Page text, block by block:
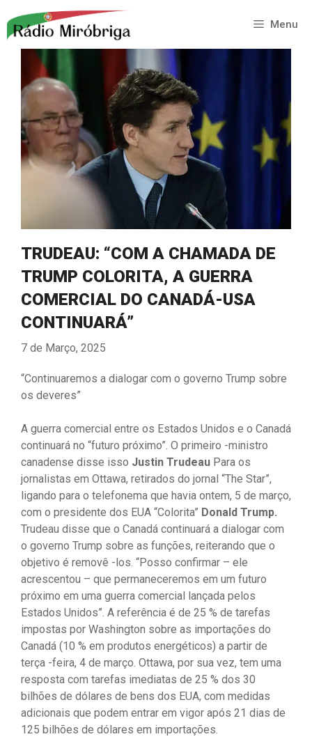
para
conteúdo
Menu
TRUDEAU: “COM A CHAMADA DE
TRUMP COLORITA, A GUERRA
COMERCIAL DO CANADÁ-USA
CONTINUARÁ”
7 de Março, 2025
“Continuaremos a dialogar com o governo Trump sobre
os deveres”
A guerra comercial entre os Estados Unidos e o Canadá
continuará no “futuro próximo”. O primeiro -ministro
canadense disse isso Justin Trudeau Para os
jornalistas em Ottawa, retirados do jornal “The Star”,
ligando para o telefonema que havia ontem, 5 de março,
com o presidente dos EUA “Colorita” Donald Trump.
Trudeau disse que o Canadá continuará a dialogar com
o governo Trump sobre as funções, reiterando que o
objetivo é removê -los. “Posso confirmar – ele
acrescentou – que permaneceremos em um futuro
próximo em uma guerra comercial lançada pelos
Estados Unidos”. A referência é de 25 % de tarefas
impostas por Washington sobre as importações do
Canadá (10 % em produtos energéticos) a partir de
terça -feira, 4 de março. Ottawa, por sua vez, tem uma
resposta com tarefas imediatas de 25 % dos 30
bilhões de dólares de bens dos EUA, com medidas
adicionais que podem entrar em vigor após 21 dias de
125 bilhões de dólares em importações.